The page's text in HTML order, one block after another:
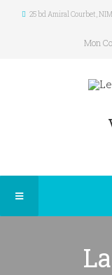
25 bd Amiral Courbet,
Mon